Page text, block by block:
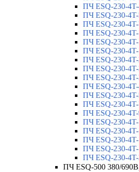
ПЧ ESQ-230-
ПЧ ESQ-230-
ПЧ ESQ-230-
ПЧ ESQ-230-
ПЧ ESQ-230-
ПЧ ESQ-230-
ПЧ ESQ-230-
ПЧ ESQ-230-
ПЧ ESQ-230-
ПЧ ESQ-230-
ПЧ ESQ-230-
ПЧ ESQ-230-
ПЧ ESQ-230-
ПЧ ESQ-230-
ПЧ ESQ-230-
ПЧ ESQ-230-
ПЧ ESQ-230-
ПЧ ESQ-230-
ПЧ ESQ-500 380/